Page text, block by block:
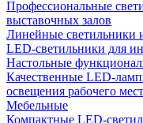
Профессиональные
выставочных залов
Линейные светильники
LED-светильники для
Настольные
Качественные LED-
освещения рабочего
Мебельные
Компактные LED-